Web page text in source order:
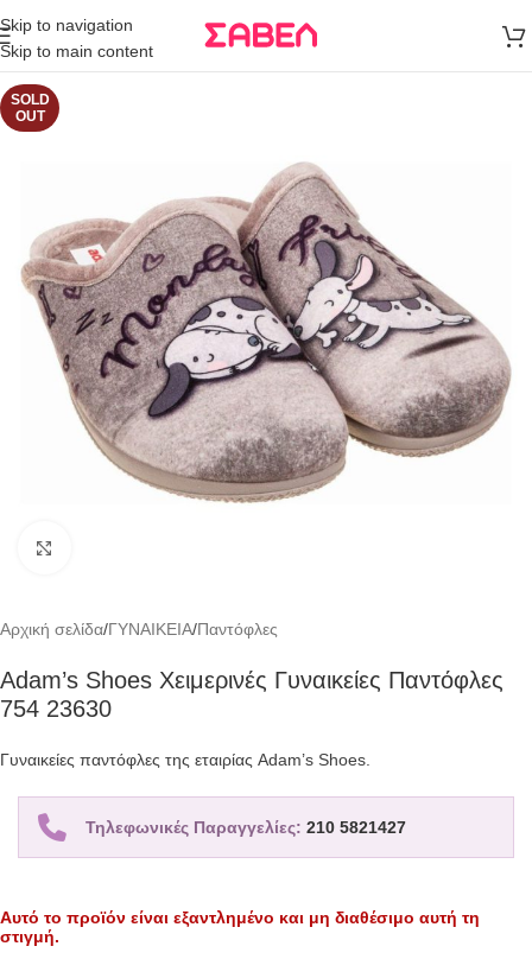
Skip to navigation
Skip to main content
άνω των 80€
Παραγγελία
SOLD
OUT
Αρχική σελίδα/ΓΥΝΑΙΚΕΙΑ/Παντόφλες
Adam’s Shoes Χειμερινές Γυναικείες Παντόφλες
754 23630
Γυναικείες παντόφλες της εταιρίας Adam’s Shoes.
Τηλεφωνικές Παραγγελίες: 210 5821427
Αυτό το προϊόν είναι εξαντλημένο και μη διαθέσιμο αυτή τη
στιγμή.